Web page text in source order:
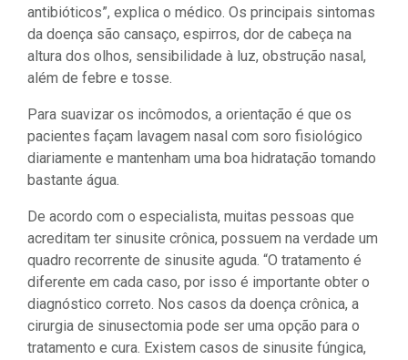
antibióticos”, explica o médico. Os principais sintomas
da doença são cansaço, espirros, dor de cabeça na
altura dos olhos, sensibilidade à luz, obstrução nasal,
além de febre e tosse.
Para suavizar os incômodos, a orientação é que os
pacientes façam lavagem nasal com soro fisiológico
diariamente e mantenham uma boa hidratação tomando
bastante água.
De acordo com o especialista, muitas pessoas que
acreditam ter sinusite crônica, possuem na verdade um
quadro recorrente de sinusite aguda. “O tratamento é
diferente em cada caso, por isso é importante obter o
diagnóstico correto. Nos casos da doença crônica, a
cirurgia de sinusectomia pode ser uma opção para o
tratamento e cura. Existem casos de sinusite fúngica,